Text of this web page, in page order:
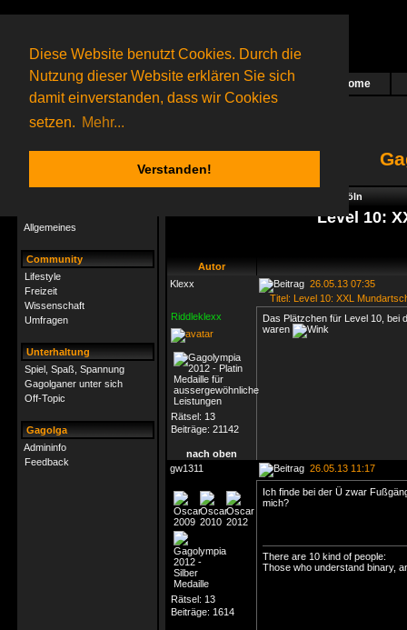
Diese Website benutzt Cookies. Durch die
Nutzung dieser Website erklären Sie sich
damit einverstanden, dass wir Cookies
setzen. Mehr...
Verstanden!
Das nächste Rätsel ist in Arbeit Home
14 Gagolganeronline(0 registrierte und 14 Gäste)
Gagolganer:
9732Rätsel online:
Allgemeines
Community
Lifestyle
Freizeit
Wissenschaft
Umfragen
Unterhaltung
Spiel, Spaß, Spannung
Gagolganer unter sich
Off-Topic
Gagolga
Admininfo
Feedback
Rätselrallye Köln
Level 10:
Autor
Klexx
26.05.13 07:35
Titel: Level 10: XXL
Riddleklexx
Rätsel: 13
Beiträge: 21142
Das Plätzchen für Level 10, bei
waren
nach oben
gw1311
26.05.13 11:17
Rätsel: 13
Beiträge: 1614
Ich finde bei der Ü zwar
mich?
There are 10 kind of people:
Those who understand binary,